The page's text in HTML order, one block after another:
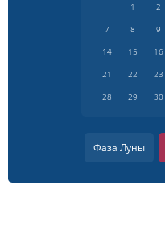
1 2
7
8 9
14
15 16
21
22 23
28
29 30
Фаза Луны